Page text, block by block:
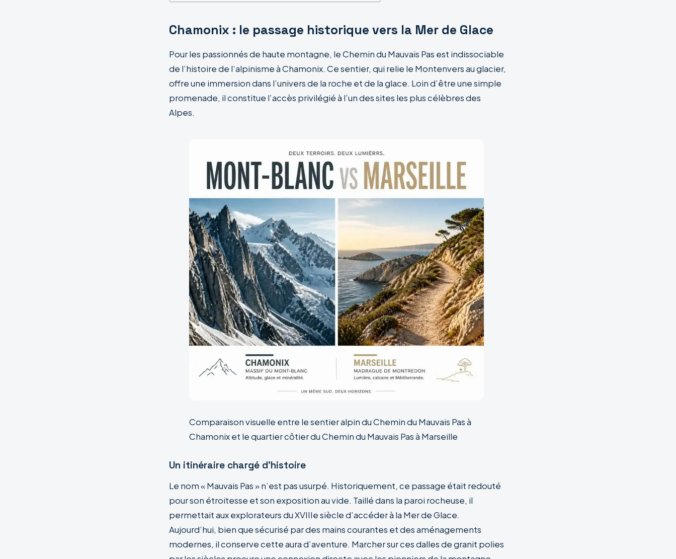
Chamonix : le passage historique vers la Mer de Glace
Pour les passionnés de haute montagne, le Chemin du Mauvais Pas est indissociable
de l’histoire de l’alpinisme à Chamonix. Ce sentier, qui relie le Montenvers au glacier,
offre une immersion dans l’univers de la roche et de la glace. Loin d’être une simple
promenade, il constitue l’accès privilégié à l’un des sites les plus célèbres des
Alpes.
Comparaison visuelle entre le sentier alpin du Chemin du Mauvais Pas à
Chamonix et le quartier côtier du Chemin du Mauvais Pas à Marseille
Un itinéraire chargé d’histoire
Le nom « Mauvais Pas » n’est pas usurpé. Historiquement, ce passage était redouté
pour son étroitesse et son exposition au vide. Taillé dans la paroi rocheuse, il
permettait aux explorateurs du XVIIIe siècle d’accéder à la Mer de Glace.
Aujourd’hui, bien que sécurisé par des mains courantes et des aménagements
modernes, il conserve cette aura d’aventure. Marcher sur ces dalles de granit polies